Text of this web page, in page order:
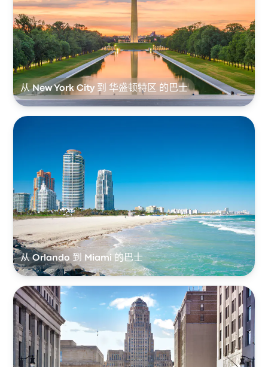
从 New York City 到 华盛顿特区 的巴士
从 Orlando 到 Miami 的巴士